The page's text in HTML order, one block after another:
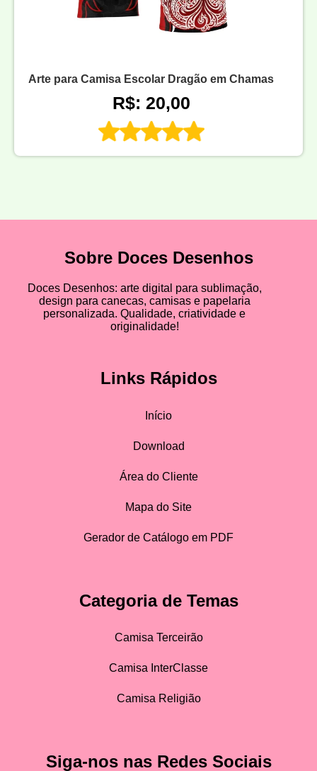
Arte para Camisa Escolar Dragão em Chamas
R$: 20,00
Sobre Doces Desenhos
Doces Desenhos: arte digital para sublimação,
design para canecas, camisas e papelaria
personalizada. Qualidade, criatividade e
originalidade!
Links Rápidos
Início
Download
Área do Cliente
Mapa do Site
Gerador de Catálogo em PDF
Categoria de Temas
Camisa Terceirão
Camisa InterClasse
Camisa Religião
Siga-nos nas Redes Sociais